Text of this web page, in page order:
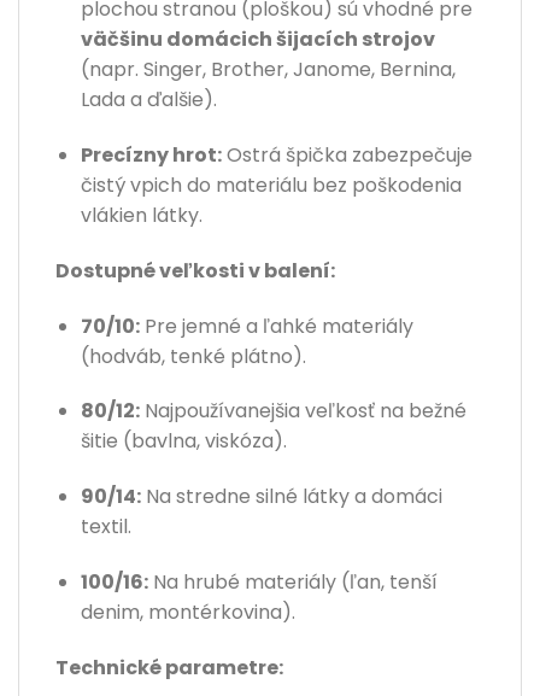
plochou stranou (ploškou) sú vhodné pre
väčšinu domácich šijacích strojov
(napr. Singer, Brother, Janome, Bernina,
Lada a ďalšie).
Precízny hrot:Ostrá špička zabezpečuje
čistý vpich do materiálu bez poškodenia
vlákien látky.
Dostupné veľkosti v balení:
70/10:Pre jemné a ľahké materiály
(hodváb, tenké plátno).
80/12:Najpoužívanejšia veľkosť na bežné
šitie (bavlna, viskóza).
90/14:Na stredne silné látky a domáci
textil.
100/16:Na hrubé materiály (ľan, tenší
denim, montérkovina).
Technické parametre: